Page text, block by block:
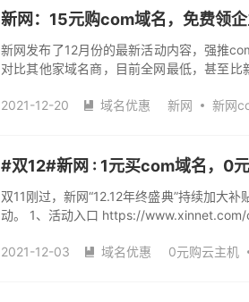
新网：15元购com域名，免费领
新网发布了12月份的最新活动内容，强推
对比其他家域名商，目前全网最低，甚至比
2021-12-20  域名优惠 新网 新网
#双12#新网 : 1元买com域名，0
双11刚过，新网“12.12年终盛典”持续加大
动。 1、活动入口 https://
2021-12-03  域名优惠 0元购云主机